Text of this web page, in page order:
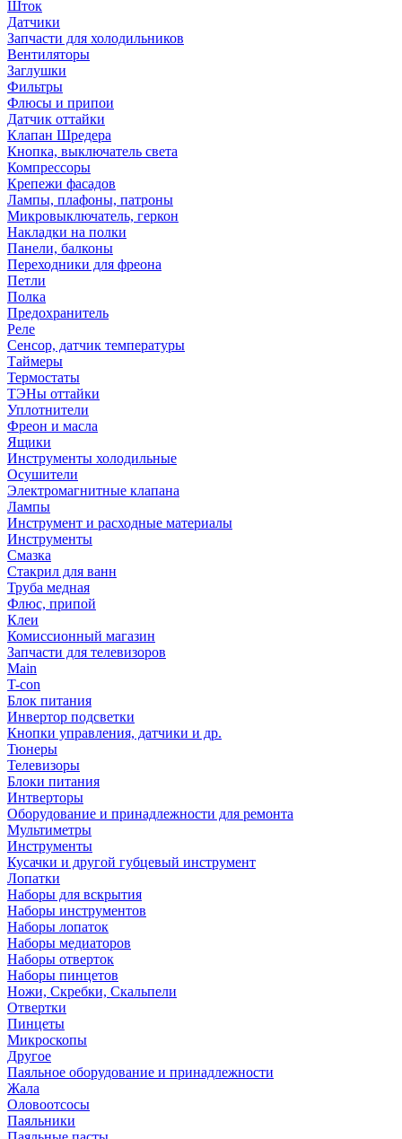
Шток
Датчики
Запчасти для холодильников
Вентиляторы
Заглушки
Фильтры
Флюсы и припои
Датчик оттайки
Клапан Шредера
Кнопка, выключатель света
Компрессоры
Крепежи фасадов
Лампы, плафоны, патроны
Микровыключатель, геркон
Накладки на полки
Панели, балконы
Переходники для фреона
Петли
Полка
Предохранитель
Реле
Сенсор, датчик температуры
Таймеры
Термостаты
ТЭНы оттайки
Уплотнители
Фреон и масла
Ящики
Инструменты холодильные
Осушители
Электромагнитные клапана
Лампы
Инструмент и расходные материалы
Инструменты
Смазка
Стакрил для ванн
Труба медная
Флюс, припой
Клеи
Комиссионный магазин
Запчасти для телевизоров
Main
T-con
Блок питания
Инвертор подсветки
Кнопки управления, датчики и др.
Тюнеры
Телевизоры
Блоки питания
Интверторы
Оборудование и принадлежности для ремонта
Мультиметры
Инструменты
Кусачки и другой губцевый инструмент
Лопатки
Наборы для вскрытия
Наборы инструментов
Наборы лопаток
Наборы медиаторов
Наборы отверток
Наборы пинцетов
Ножи, Скребки, Скальпели
Отвертки
Пинцеты
Микроскопы
Другое
Паяльное оборудование и принадлежности
Жала
Оловоотсосы
Паяльники